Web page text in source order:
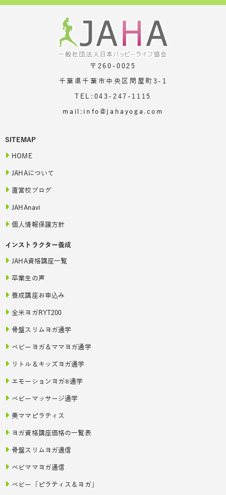
〒260-0025
千葉県千葉市中央区問屋町3-1
TEL:043-247-1115
mail:info@jahayoga.com
SITEMAP
HOME
JAHAについて
直営校ブログ
JAHAnavi
個人情報保護方針
インストラクター養成
JAHA資格講座一覧
卒業生の声
養成講座お申込み
全米ヨガRYT200
骨盤スリムヨガ通学
ベビーヨガ＆ママヨガ通学
リトル＆キッズヨガ通学
エモーションヨガ®通学
ベビーマッサージ通学
美ママピラティス
ヨガ資格講座価格の一覧表
骨盤スリムヨガ通信
ベビママヨガ通信
ベビー「ピラティス＆ヨガ」